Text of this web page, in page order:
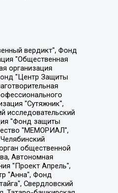
Баранова Наталья Владимировна, Гозман Леонид Яковлевич, Кагарлицкий Борис Юльевич, Климарев Михаил Валерьевич, Милов Владимир Станиславович, Автономная некоммерческая организация Краснодарский центр современного искусства "Типография", Моргенштерн Алишер Тагирович, Соболь Любовь Эдуардовна, Общество с ограниченной ответственностью "ЛИЗА НОРМ", Каспаров Гарри Кимович, Ходорковский Михаил Борисович, Общество с ограниченной ответственностью "Апрельские тезисы", Данилович Ирина Брониславовна, Кашин Олег Владимирович, Петров Николай Владимирович, Пивоваров Алексей Владимирович, Соколов Михаил Владимирович, Цветкова Юлия Владимировна, Чичваркин Евгений Александрович, Комитет против пыток/Команда против пыток, Общество с ограниченной ответственностью "Первый научный", Общество с ограниченной ответственностью "Вертолет и ко", Белоцерковская Вероника Борисовна, Кац Максим Евгеньевич, Лазарева Татьяна Юрьевна, Шаведдинов Руслан Табризович, Яшин Илья Валерьевич, Общество с ограниченной ответственностью "Иноагент ААВ", Алешковский Дмитрий Петрович, Альбац Евгения Марковна, Быков Дмитрий Львович, Галямина Юлия Евгеньевна, Лойко Сергей Леонидович, Мартынов Кирилл Константинович, Медведев Сергей Александрович, Крашенинников Федор Геннадиевич, Гордеева Катерина Вл